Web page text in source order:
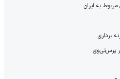
به ایران
برداری
پرس‌تی‌وی